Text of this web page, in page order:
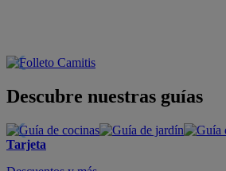
Descubre nuestras guías
Tarjeta